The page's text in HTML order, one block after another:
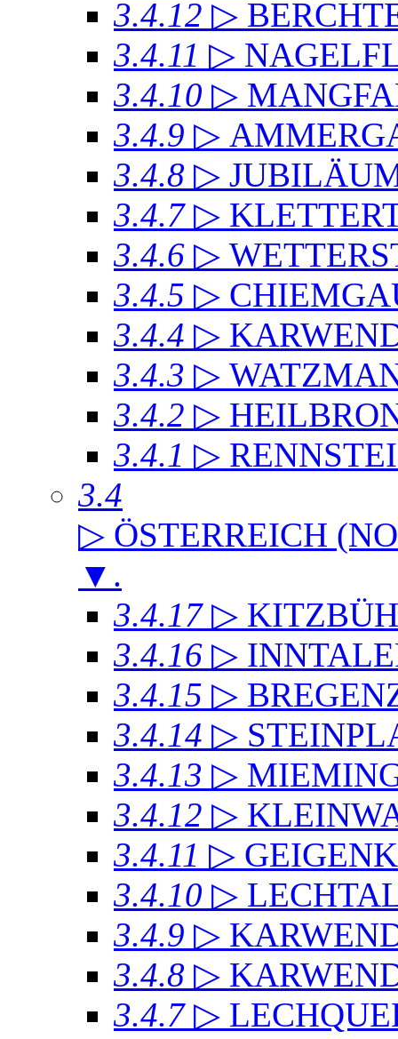
3.4.12 ▷
3.4.11 ▷
3.4.10 ▷
3.4.9 ▷
3.4.8 ▷
3.4.7 ▷
3.4.6 ▷
3.4.5 ▷
3.4.4 ▷
3.4.3 ▷
3.4.2 ▷
3.4.1 ▷
3.4
▷ ÖSTERREICH
▼ .
3.4.17 ▷
3.4.16 ▷
3.4.15 ▷
3.4.14 ▷
3.4.13 ▷
3.4.12 ▷
3.4.11 ▷
3.4.10 ▷
3.4.9 ▷
3.4.8 ▷
3.4.7 ▷